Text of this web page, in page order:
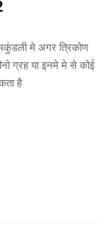
मे अगर त्रिकोण
ग्रह या इनमे मे से कोई
है